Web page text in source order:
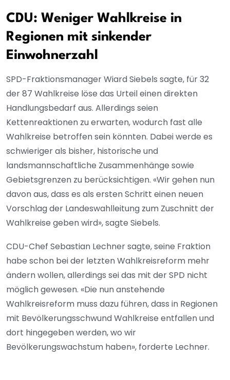
CDU: Weniger Wahlkreise in
Regionen mit sinkender
Einwohnerzahl
SPD-Fraktionsmanager Wiard Siebels sagte, für 32
der 87 Wahlkreise löse das Urteil einen direkten
Handlungsbedarf aus. Allerdings seien
Kettenreaktionen zu erwarten, wodurch fast alle
Wahlkreise betroffen sein könnten. Dabei werde es
schwieriger als bisher, historische und
landsmannschaftliche Zusammenhänge sowie
Gebietsgrenzen zu berücksichtigen. «Wir gehen nun
davon aus, dass es als ersten Schritt einen neuen
Vorschlag der Landeswahlleitung zum Zuschnitt der
Wahlkreise geben wird», sagte Siebels.
CDU-Chef Sebastian Lechner sagte, seine Fraktion
habe schon bei der letzten Wahlkreisreform mehr
ändern wollen, allerdings sei das mit der SPD nicht
möglich gewesen. «Die nun anstehende
Wahlkreisreform muss dazu führen, dass in Regionen
mit Bevölkerungsschwund Wahlkreise entfallen und
dort hingegeben werden, wo wir
Bevölkerungswachstum haben», forderte Lechner.